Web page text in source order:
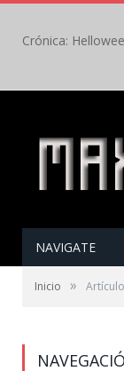
NAVIGATE
Inicio »